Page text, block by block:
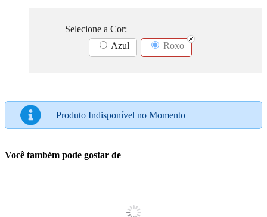
Selecione a Cor:
Azul
Roxo
Produto Indisponível no Momento
Você também pode gostar de